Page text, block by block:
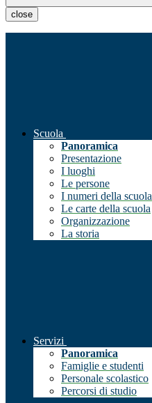
close
Scuola
Panoramica
Presentazione
I luoghi
Le persone
I numeri della scuola
Le carte della scuola
Organizzazione
La storia
Servizi
Panoramica
Famiglie e studenti
Personale scolastico
Percorsi di studio